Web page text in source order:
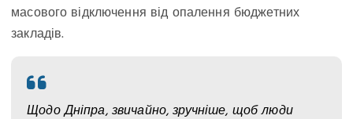
масового відключення від опалення бюджетних
закладів.
Щодо Дніпра, звичайно, зручніше, щоб люди